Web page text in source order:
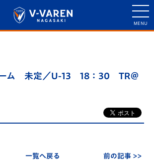
ーム 未定／U-13 18：30 TR＠
一覧へ戻る 前の記事 >>